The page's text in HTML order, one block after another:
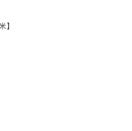
】